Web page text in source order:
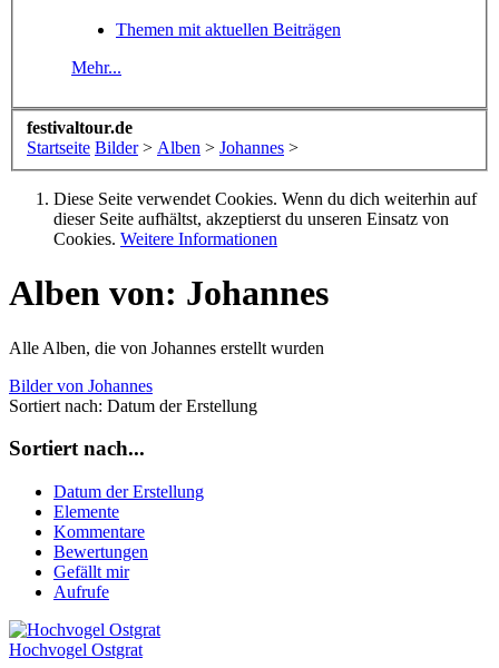
Themen mit aktuellen Beiträgen
Mehr...
festivaltour.de
Startseite Bilder > Alben > Johannes >
Diese Seite verwendet Cookies. Wenn du dich weiterhin auf
dieser Seite aufhältst, akzeptierst du unseren Einsatz von
Cookies. Weitere Informationen
Alben von: Johannes
Alle Alben, die von Johannes erstellt wurden
Bilder von Johannes
Sortiert nach: Datum der Erstellung
Sortiert nach...
Datum der Erstellung
Elemente
Kommentare
Bewertungen
Gefällt mir
Aufrufe
Hochvogel Ostgrat